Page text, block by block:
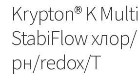
Krypton® K
StabiFlow хлор/
рн/redox/T